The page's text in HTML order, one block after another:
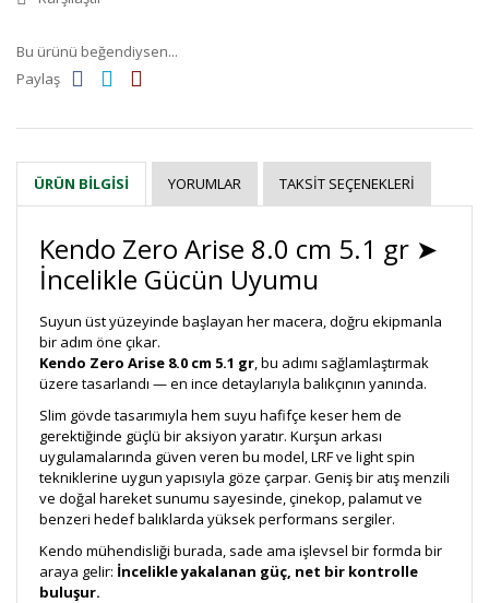
Bu ürünü beğendiysen...
Paylaş
ÜRÜN BILGISI YORUMLAR TAKSIT SEÇENEKLERI
Kendo Zero Arise 8.0 cm 5.1 gr ➤
İncelikle Gücün Uyumu
Suyun üst yüzeyinde başlayan her macera, doğru ekipmanla
bir adım öne çıkar.
Kendo Zero Arise 8.0 cm 5.1 gr, bu adımı sağlamlaştırmak
üzere tasarlandı — en ince detaylarıyla balıkçının yanında.
Slim gövde tasarımıyla hem suyu hafifçe keser hem de
gerektiğinde güçlü bir aksiyon yaratır. Kurşun arkası
uygulamalarında güven veren bu model, LRF ve light spin
tekniklerine uygun yapısıyla göze çarpar. Geniş bir atış menzili
ve doğal hareket sunumu sayesinde, çinekop, palamut ve
benzeri hedef balıklarda yüksek performans sergiler.
Kendo mühendisliği burada, sade ama işlevsel bir formda bir
araya gelir: İncelikle yakalanan güç, net bir kontrolle
buluşur.